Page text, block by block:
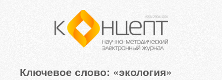
Ключевое слово: «экология»